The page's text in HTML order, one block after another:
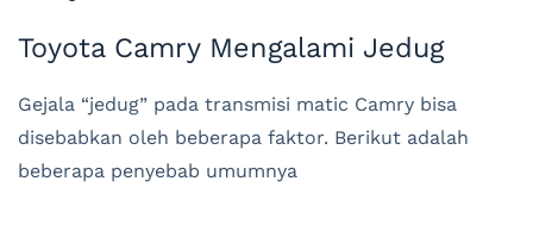
Toyota Camry Mengalami Jedug
Gejala “jedug” pada transmisi matic Camry bisa
disebabkan oleh beberapa faktor. Berikut adalah
beberapa penyebab umumnya